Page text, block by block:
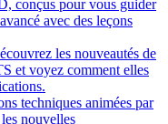
conçus pour vous guider
avec des leçons
les nouveautés de
et voyez comment elles
techniques animées par
nouvelles